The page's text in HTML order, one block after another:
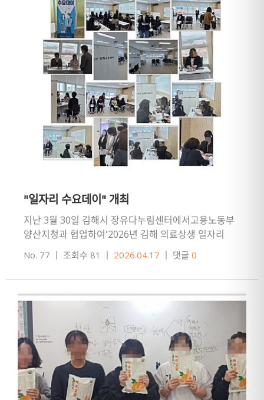
"일자리 수요데이" 개최
지난 3월 30일 김해시 장유다누림센터에서고용노동부
양산지청과 협업하여'2026년 김해 의료상생 일자리
수요데이'를 개최했답니다!!!'일자리 수요데이'는 인력
수요가 있는 기업과 …
No. 77 ㅣ 조회수 81 ㅣ 2026.04.17 ㅣ 댓글 0